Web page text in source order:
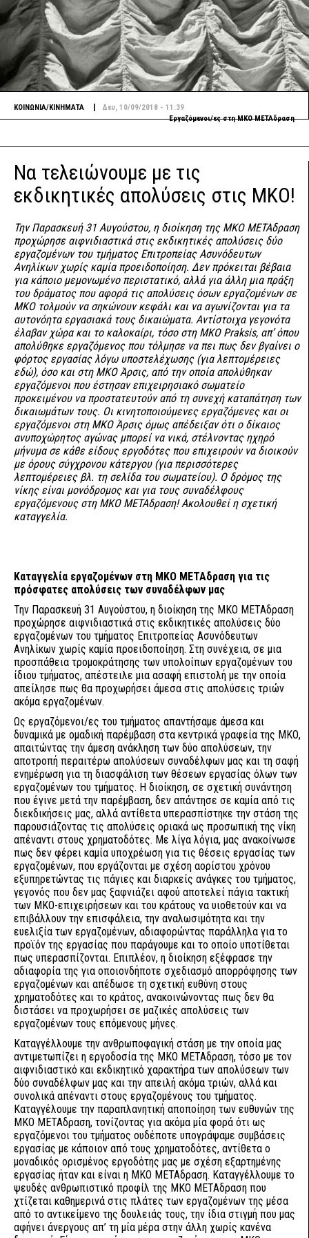
ΚΟΙΝΩΝΙΑ/ΚΙΝΗΜΑΤΑ
Δευ, 10/09/2018 - 11:39
Εργαζόμενοι/ες στη ΜΚΟ ΜΕΤΑδραση
Να τελειώνουμε με τις
εκδικητικές απολύσεις στις ΜΚΟ!
Την Παρασκευή 31 Αυγούστου, η διοίκηση της ΜΚΟ ΜΕΤΑδραση
προχώρησε αιφνιδιαστικά στις εκδικητικές απολύσεις δύο
εργαζομένων του τμήματος Επιτροπείας Ασυνόδευτων
Ανηλίκων χωρίς καμία προειδοποίηση. Δεν πρόκειται βέβαια
για κάποιο μεμονωμένο περιστατικό, αλλά για άλλη μια πράξη
του δράματος που αφορά τις απολύσεις όσων εργαζομένων σε
ΜΚΟ τολμούν να σηκώνουν κεφάλι και να αγωνίζονται για τα
αυτονόητα εργασιακά τους δικαιώματα. Αντίστοιχα γεγονότα
έλαβαν χώρα και το καλοκαίρι, τόσο στη ΜΚΟ Praksis, απ’ όπου
απολύθηκε εργαζόμενος που τόλμησε να πει πως δεν βγαίνει ο
φόρτος εργασίας λόγω υποστελέχωσης (για λεπτομέρειες
εδώ), όσο και στη ΜΚΟ Άρσις, από την οποία απολύθηκαν
εργαζόμενοι που έστησαν επιχειρησιακό σωματείο
προκειμένου να προστατευτούν από τη συνεχή καταπάτηση των
δικαιωμάτων τους. Οι κινητοποιούμενες εργαζόμενες και οι
εργαζόμενοι στη ΜΚΟ Άρσις όμως απέδειξαν ότι ο δίκαιος
ανυποχώρητος αγώνας μπορεί να νικά, στέλνοντας ηχηρό
μήνυμα σε κάθε είδους εργοδότες που επιχειρούν να διοικούν
με όρους σύγχρονου κάτεργου (για περισσότερες
λεπτομέρειες βλ. τη σελίδατου σωματείου). Ο δρόμος της
νίκης είναι μονόδρομος και για τους συναδέλφους
εργαζόμενους στη ΜΚΟ ΜΕΤΑδραση! Ακολουθεί η σχετική
καταγγελία.
Καταγγελία εργαζομένων στη ΜΚΟ ΜΕΤΑδραση για τις
πρόσφατες απολύσεις των συναδέλφων μας
Την Παρασκευή 31 Αυγούστου, η διοίκηση της ΜΚΟ ΜΕΤΑδραση
προχώρησε αιφνιδιαστικά στις εκδικητικές απολύσεις δύο
εργαζομένων του τμήματος Επιτροπείας Ασυνόδευτων
Ανηλίκων χωρίς καμία προειδοποίηση. Στη συνέχεια, σε μια
προσπάθεια τρομοκράτησης των υπολοίπων εργαζομένων του
ίδιου τμήματος, απέστειλε μια ασαφή επιστολή με την οποία
απείλησε πως θα προχωρήσει άμεσα στις απολύσεις τριών
ακόμα εργαζομένων.
Ως εργαζόμενοι/ες του τμήματος απαντήσαμε άμεσα και
δυναμικά με ομαδική παρέμβαση στα κεντρικά γραφεία της ΜΚΟ,
απαιτώντας την άμεση ανάκληση των δύο απολύσεων, την
αποτροπή περαιτέρω απολύσεων συναδέλφων μας και τη σαφή
ενημέρωση για τη διασφάλιση των θέσεων εργασίας όλων των
εργαζομένων του τμήματος. Η διοίκηση, σε σχετική συνάντηση
που έγινε μετά την παρέμβαση, δεν απάντησε σε καμία από τις
διεκδικήσεις μας, αλλά αντίθετα υπερασπίστηκε την στάση της
παρουσιάζοντας τις απολύσεις οριακά ως προσωπική της νίκη
απέναντι στους χρηματοδότες. Με λίγα λόγια, μας ανακοίνωσε
πως δεν φέρει καμία υποχρέωση για τις θέσεις εργασίας των
εργαζομένων, που εργάζονται με σχέση αορίστου χρόνου
εξυπηρετώντας τις πάγιες και διαρκείς ανάγκες του τμήματος,
γεγονός που δεν μας ξαφνιάζει αφού αποτελεί πάγια τακτική
των ΜΚΟ-επιχειρήσεων και του κράτους να υιοθετούν και να
επιβάλλουν την επισφάλεια, την αναλωσιμότητα και την
ευελιξία των εργαζομένων, αδιαφορώντας παράλληλα για το
προϊόν της εργασίας που παράγουμε και το οποίο υποτίθεται
πως υπερασπίζονται. Επιπλέον, η διοίκηση εξέφρασε την
αδιαφορία της για οποιονδήποτε σχεδιασμό απορρόφησης των
εργαζομένων και απέδωσε τη σχετική ευθύνη στους
χρηματοδότες και το κράτος, ανακοινώνοντας πως δεν θα
διστάσει να προχωρήσει σε μαζικές απολύσεις των
εργαζομένων τους επόμενους μήνες.
Καταγγέλλουμε την ανθρωποφαγική στάση με την οποία μας
αντιμετωπίζει η εργοδοσία της ΜΚΟ ΜΕΤΑδραση, τόσο με τον
αιφνιδιαστικό και εκδικητικό χαρακτήρα των απολύσεων των
δύο συναδέλφων μας και την απειλή ακόμα τριών, αλλά και
συνολικά απέναντι στους εργαζομένους του τμήματος.
Καταγγέλουμε την παραπλανητική αποποίηση των ευθυνών της
ΜΚΟ ΜΕΤΑδραση, τονίζοντας για ακόμα μία φορά ότι ως
εργαζόμενοι του τμήματος ουδέποτε υπογράψαμε συμβάσεις
εργασίας με κάποιον από τους χρηματοδότες, αντίθετα ο
μοναδικός ορισμένος εργοδότης μας με σχέση εξαρτημένης
εργασίας ήταν και είναι η ΜΚΟ ΜΕΤΑδραση. Καταγγέλλουμε το
ψευδές ανθρωπιστικό προφίλ της ΜΚΟ ΜΕΤΑδραση που
χτίζεται καθημερινά στις πλάτες των εργαζομένων της μέσα
από το αντικείμενο της δουλειάς τους, την ίδια στιγμή που μας
αφήνει άνεργους απ’ τη μία μέρα στην άλλη χωρίς κανένα